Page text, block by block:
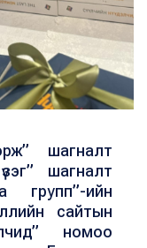
шагналт
шагналт
групп”-ийн
сайтын
номоо